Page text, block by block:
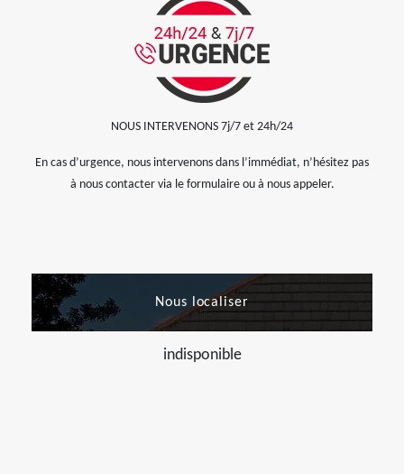
NOUS INTERVENONS 7j/7 et 24h/24
En cas d’urgence, nous intervenons dans l’immédiat, n’hésitez pas
à nous contacter via le formulaire ou à nous appeler.
Nous localiser
indisponible